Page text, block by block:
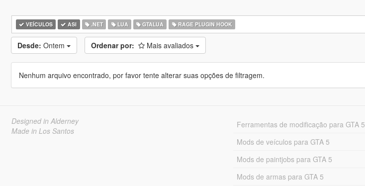
VEÍCULOS ASI .NET LUA GTALUA RAGE PLUGIN HOOK
Desde: Ontem Ordenar por: Mais avaliados
Nenhum arquivo encontrado, por favor tente alterar suas opções de filtragem.
Designed in Alderney
Made in Los Santos
Ferramentas de modificação para GTA 5
Mods de veículos para GTA 5
Mods de paintjobs para GTA 5
Mods de armas para GTA 5